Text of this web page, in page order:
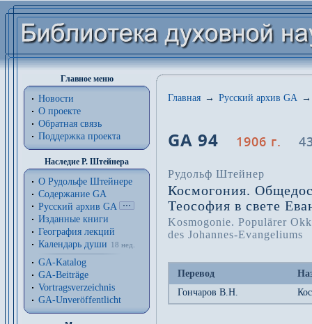
Главное меню
Новости
О проекте
Обратная связь
Поддержка проекта
Наследие Р. Штейнера
О Рудольфе Штейнере
Содержание GA
Русский архив GA
Изданные книги
География лекций
Календарь души
18 нед.
GA-Katalog
GA-Beiträge
Vortragsverzeichnis
GA-Unveröffentlicht
Главная → Русский архив GA →
GA 94 1906 г.
Рудольф Штейнер
Космогония.
Теософия в свете
Kosmogonie. Populärer
des Johannes-Evangeliums
Перевод
Гончаров В.Н.